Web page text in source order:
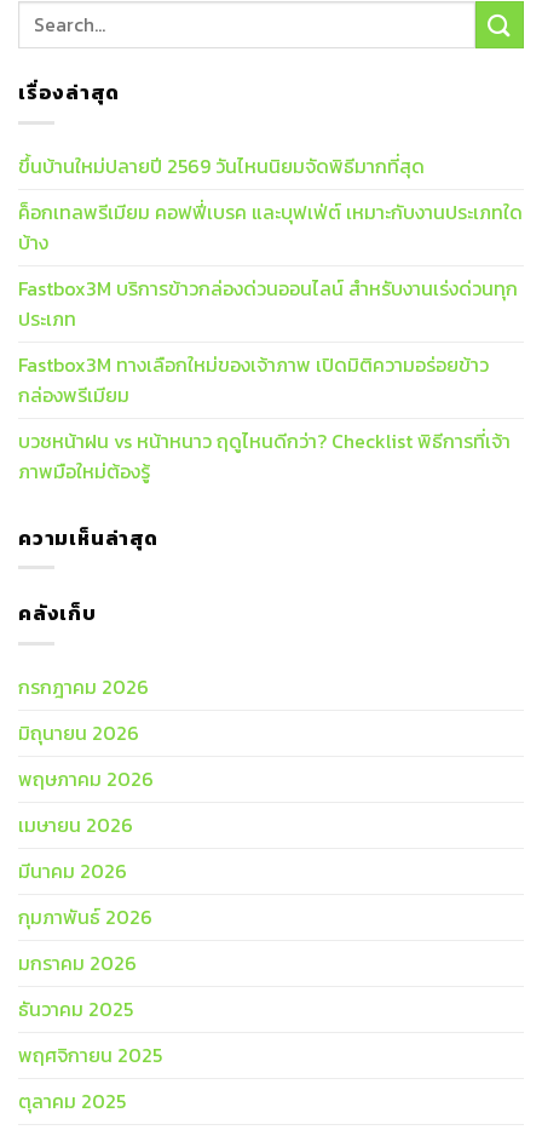
เรื่องล่าสุด
ขึ้นบ้านใหม่ปลายปี 2569 วันไหนนิยมจัดพิธีมากที่สุด
ค็อกเทลพรีเมียม คอฟฟี่เบรค และบุฟเฟ่ต์ เหมาะกับงานประเภทใด
บ้าง
Fastbox3M บริการข้าวกล่องด่วนออนไลน์ สำหรับงานเร่งด่วนทุก
ประเภท
Fastbox3M ทางเลือกใหม่ของเจ้าภาพ เปิดมิติความอร่อยข้าว
กล่องพรีเมียม
บวชหน้าฝน vs หน้าหนาว ฤดูไหนดีกว่า? Checklist พิธีการที่เจ้า
ภาพมือใหม่ต้องรู้
ความเห็นล่าสุด
คลังเก็บ
กรกฎาคม 2026
มิถุนายน 2026
พฤษภาคม 2026
เมษายน 2026
มีนาคม 2026
กุมภาพันธ์ 2026
มกราคม 2026
ธันวาคม 2025
พฤศจิกายน 2025
ตุลาคม 2025